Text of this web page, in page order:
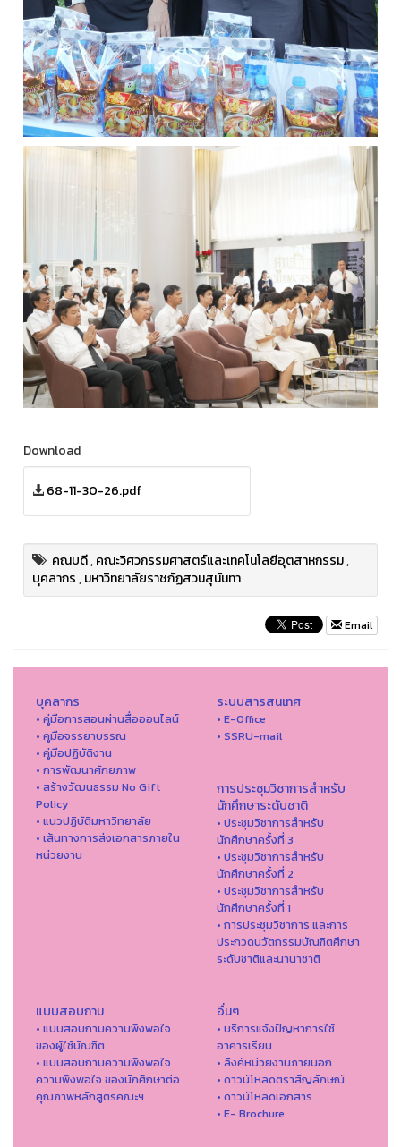
Download
68-11-30-26.pdf
คณบดี,คณะวิศวกรรมศาสตร์และเทคโนโลยีอุตสาหกรรม,
บุคลากร,มหาวิทยาลัยราชภัฏสวนสุนันทา
Email
บุคลากร
• คู่มือการสอนผ่านสื่อออนไลน์
• คูมือจรรยาบรรณ
• คู่มือปฏิบัติงาน
• การพัฒนาศักยภาพ
• สร้างวัฒนธรรม No Gift
Policy
• แนวปฏิบัติมหาวิทยาลัย
• เส้นทางการส่งเอกสารภายใน
หน่วยงาน
ระบบสารสนเทศ
• E-Office
• SSRU-mail
การประชุมวิชาการสำหรับ
นักศึกษาระดับชาติ
• ประชุมวิชาการสำหรับ
นักศึกษาครั้งที่ 3
• ประชุมวิชาการสำหรับ
นักศึกษาครั้งที่ 2
• ประชุมวิชาการสำหรับ
นักศึกษาครั้งที่ 1
• การประชุมวิชาการ และการ
ประกวดนวัตกรรมบัณฑิตศึกษา
ระดับชาติและนานาชาติ
แบบสอบถาม
• แบบสอบถามความพึงพอใจ
ของผู้ใช้บัณฑิต
• แบบสอบถามความพึงพอใจ
ความพึงพอใจ ของนักศึกษาต่อ
คุณภาพหลักสูตรคณะฯ
อื่นๆ
• บริการแจ้งปัญหาการใ่ช้
อาคารเรียน
• ลิงค์หน่วยงานภายนอก
• ดาวน์โหลดตราสัญลักษณ์
• ดาวน์โหลดเอกสาร
• E- Brochure